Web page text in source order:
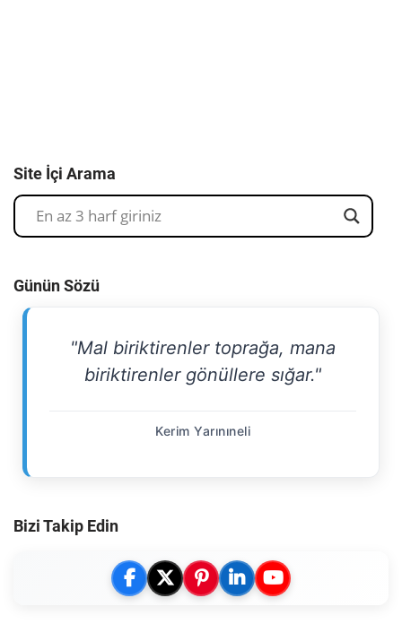
Site İçi Arama
Günün Sözü
"Mal biriktirenler toprağa, mana
biriktirenler gönüllere sığar."
Kerim Yarınıneli
Bizi Takip Edin